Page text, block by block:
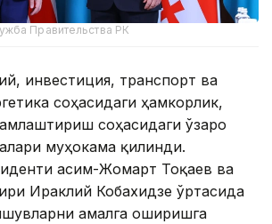
Правительства РК
инвестиция, транспорт ва
соҳасидаги ҳамкорлик,
соҳасидаги ўзаро
муҳокама қилинди.
Қасим-Жомарт Тоқаев ва
Ираклий Кобахидзе ўртасида
амалга оширишга